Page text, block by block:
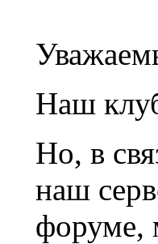
Наш
Но, в
наш
форуме,